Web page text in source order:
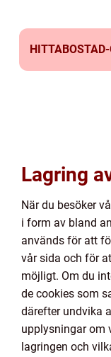
HITTABOSTAD-
Lagring
När du besöker
i form av bland
används för att
vår sida och för
möjligt. Om du
de cookies som
därefter undvika
upplysningar om
lagringen och